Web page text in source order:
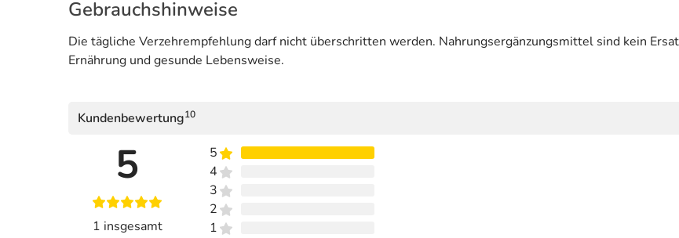
Gebrauchshinweise
Die tägliche Verzehrempfehlung darf nicht überschritten werden. Nahrungsergänzungsmittel sind kein
Ernährung und gesunde Lebensweise.
Kundenbewertung10
5
1 insgesamt
5
4
3
2
1